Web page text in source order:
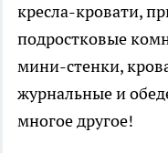
кресла-кровати,
подростковые
мини-стенки,
журнальные и
многое другое!